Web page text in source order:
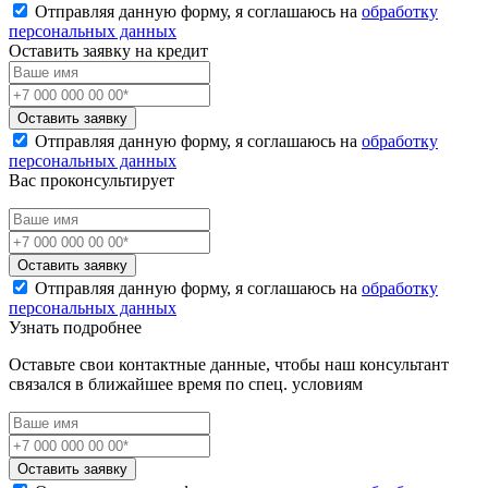
Отправляя данную форму, я соглашаюсь на обработку
персональных данных
Оставить заявку на кредит
Оставить заявку
Отправляя данную форму, я соглашаюсь на обработку
персональных данных
Вас проконсультирует
Оставить заявку
Отправляя данную форму, я соглашаюсь на обработку
персональных данных
Узнать подробнее
Оставьте свои контактные данные, чтобы наш консультант
связался в ближайшее время по спец. условиям
Оставить заявку